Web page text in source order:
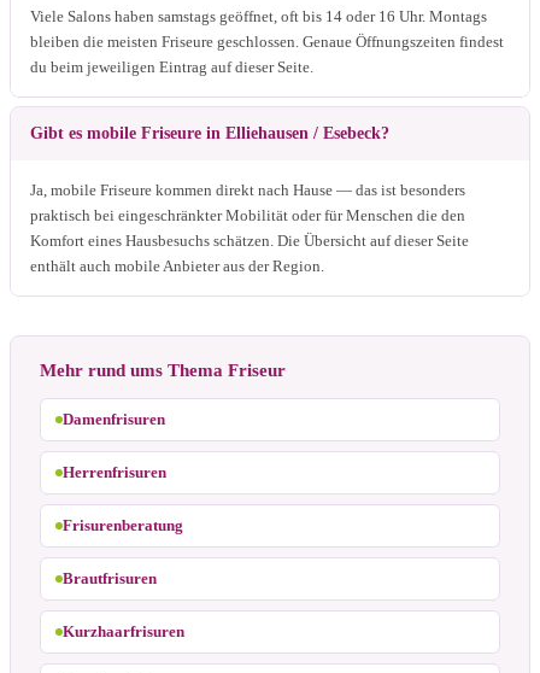
Viele Salons haben samstags geöffnet, oft bis 14 oder 16 Uhr. Montags
bleiben die meisten Friseure geschlossen. Genaue Öffnungszeiten findest
du beim jeweiligen Eintrag auf dieser Seite.
Gibt es mobile Friseure in Elliehausen / Esebeck?
Ja, mobile Friseure kommen direkt nach Hause — das ist besonders
praktisch bei eingeschränkter Mobilität oder für Menschen die den
Komfort eines Hausbesuchs schätzen. Die Übersicht auf dieser Seite
enthält auch mobile Anbieter aus der Region.
Mehr rund ums Thema Friseur
Damenfrisuren
Herrenfrisuren
Frisurenberatung
Brautfrisuren
Kurzhaarfrisuren